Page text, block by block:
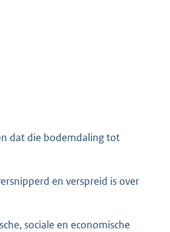
dat die bodemdaling tot
en verspreid is over
sociale en economische